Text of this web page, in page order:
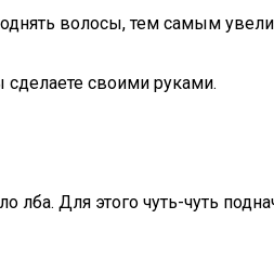
волосы, тем самым
своими руками.
лба. Для этого чуть-чуть